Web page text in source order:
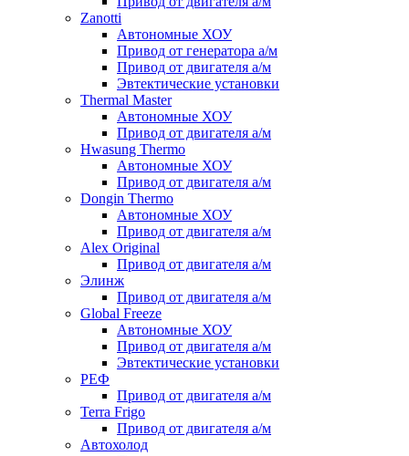
Zanotti
Автономные ХОУ
Привод от генератора а/м
Привод от двигателя а/м
Эвтектические установки
Thermal Master
Автономные ХОУ
Привод от двигателя а/м
Hwasung Thermo
Автономные ХОУ
Привод от двигателя а/м
Dongin Thermo
Автономные ХОУ
Привод от двигателя а/м
Alex Original
Привод от двигателя а/м
Элинж
Привод от двигателя а/м
Global Freeze
Автономные ХОУ
Привод от двигателя а/м
Эвтектические установки
РЕФ
Привод от двигателя а/м
Terra Frigo
Привод от двигателя а/м
Автохолод